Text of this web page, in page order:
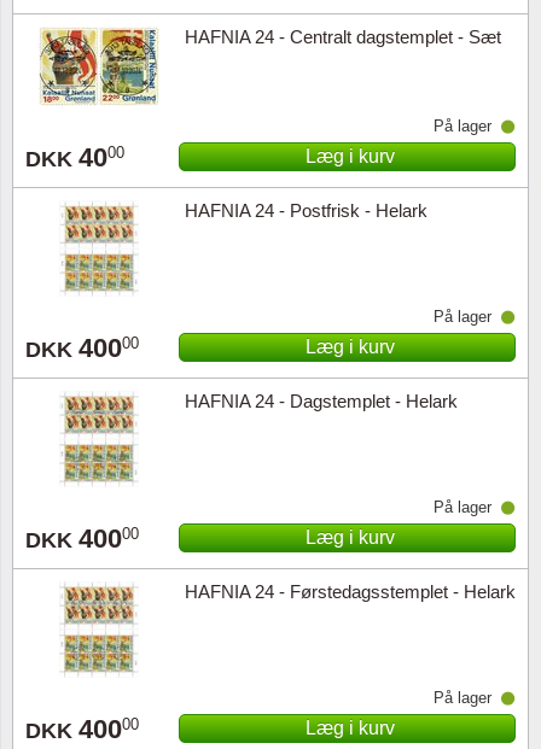
HAFNIA 24 - Centralt dagstemplet - Sæt
DKK 4000
På lager
Læg i kurv
HAFNIA 24 - Postfrisk - Helark
DKK 40000
På lager
Læg i kurv
HAFNIA 24 - Dagstemplet - Helark
DKK 40000
På lager
Læg i kurv
HAFNIA 24 - Førstedagsstemplet - Helark
DKK 40000
På lager
Læg i kurv